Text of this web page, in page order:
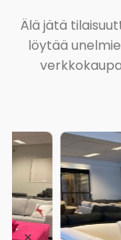
Älä jätä
löytää